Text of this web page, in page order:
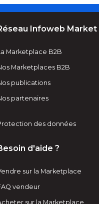
Infoweb Market
Marketplace B2B
Marketplaces B2B
publications
partenaires
des données
d'aide ?
sur la Marketplace
vendeur
sur la Marketplace